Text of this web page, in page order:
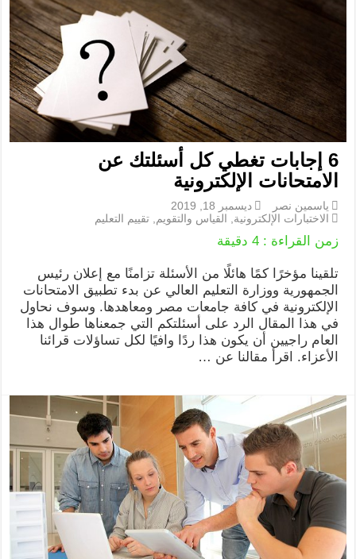
6 إجابات تغطي كل أسئلتك عن
الامتحانات الإلكترونية
ياسمين نصر
ديسمبر 18, 2019
الاختبارات الإلكترونية
القياس والتقويم ,تقييم التعليم
زمن القراءة : 4 دقيقة
تلقينا مؤخرًا كمًا هائلًا من الأسئلة تزامنًا مع إعلان رئيس
الجمهورية ووزارة التعليم العالي عن بدء تطبيق الامتحانات
الإلكترونية في كافة جامعات مصر ومعاهدها. وسوف نحاول
في هذا المقال الرد على أسئلتكم التي جمعناها طوال هذا
العام راجيين أن يكون هذا ردًا وافيًا لكل تساؤلات قرائنا
الأعزاء. اقرأ مقالنا عن …